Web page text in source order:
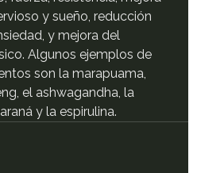
y sueño, reducción
y mejora del
Algunos ejemplos de
son la marapuama,
el ashwagandha, la
y la espirulina.